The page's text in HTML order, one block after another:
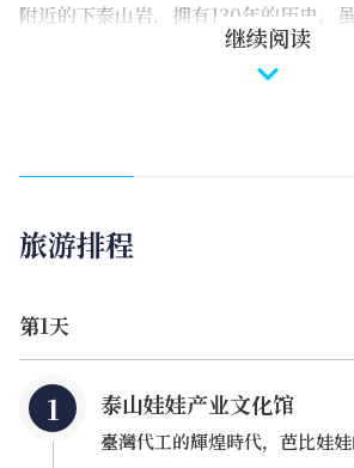
附近的下泰山岩，拥有130年的历史，
继续阅读
旅游排程
第1天
泰山娃娃产业文化馆
臺灣代工的輝煌時代，芭比娃